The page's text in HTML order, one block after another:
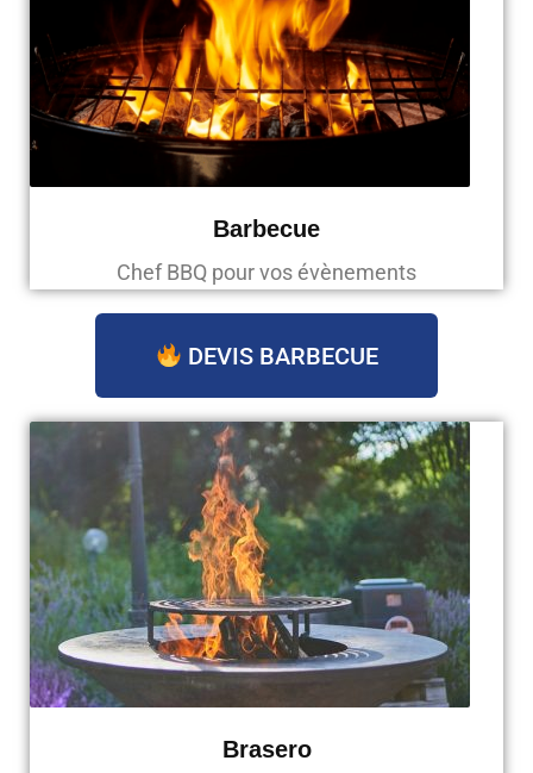
Barbecue
Chef BBQ pour vos évènements
DEVIS BARBECUE
Brasero